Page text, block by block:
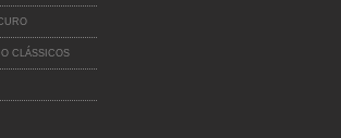
CLÁSSICOS